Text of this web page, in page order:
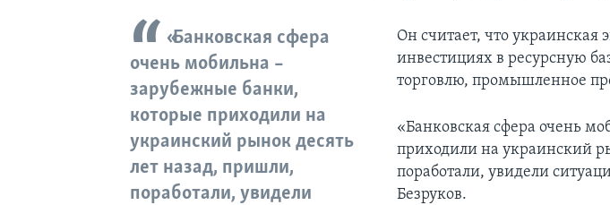
«Банковская сфера
очень мобильна –
зарубежные банки,
которые приходили на
украинский рынок десять
лет назад, пришли,
поработали, увидели
Он считает, что украинская
инвестициях в ресурсную
торговлю, промышленное
«Банковская сфера очень
приходили на украинский
поработали, увидели
Безруков.